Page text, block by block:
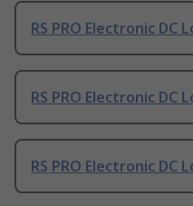
RS PRO Electronic DC
RS PRO Electronic DC
RS PRO Electronic DC